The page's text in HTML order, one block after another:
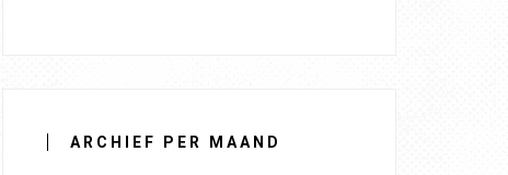
ARCHIEF PER MAAND